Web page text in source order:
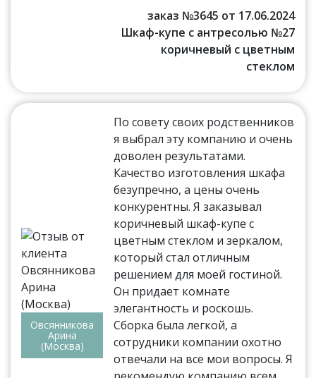
заказ №3645 от 17.06.2024
Шкаф-купе с антресолью №27
коричневый с цветным
стеклом
Овсянникова
Арина
(Москва)
По совету своих родственников
я выбрал эту компанию и очень
доволен результатами.
Качество изготовления шкафа
безупречно, а цены очень
конкурентны. Я заказывал
коричневый шкаф-купе с
цветным стеклом и зеркалом,
который стал отличным
решением для моей гостиной.
Он придает комнате
элегантность и роскошь.
Сборка была легкой, а
сотрудники компании охотно
отвечали на все мои вопросы. Я